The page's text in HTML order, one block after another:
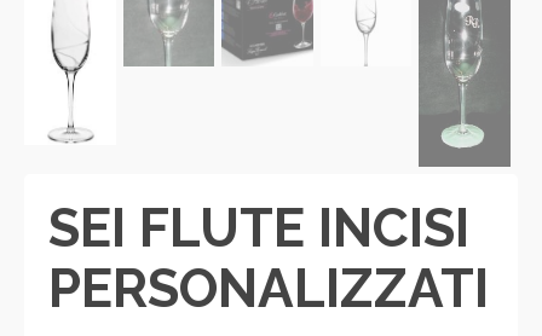
SEI FLUTE INCISI
PERSONALIZZATI